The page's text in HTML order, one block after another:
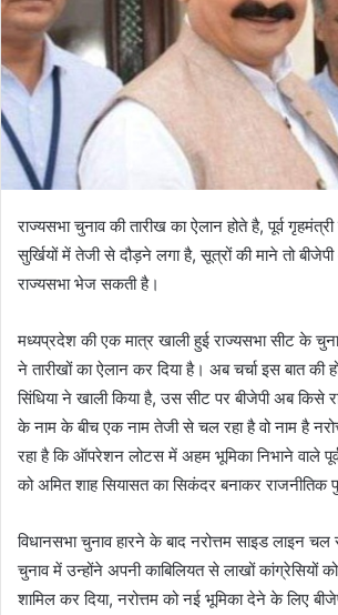
राज्यसभा चुनाव की तारीख का ऐलान होते है, पूर्व गृहमंत्री
सुर्खियों में तेजी से दौड़ने लगा है, सूत्रों की माने तो
राज्यसभा भेज सकती है।
मध्यप्रदेश की एक मात्र खाली हुई राज्यसभा सीट के
ने तारीखों का ऐलान कर दिया है। अब चर्चा इस बात की
सिंधिया ने खाली किया है, उस सीट पर बीजेपी अब किसे
के नाम के बीच एक नाम तेजी से चल रहा है वो नाम है
रहा है कि ऑपरेशन लोटस में अहम भूमिका निभाने वाले पूर्व
को अमित शाह सियासत का सिकंदर बनाकर राजनीतिक
विधानसभा चुनाव हारने के बाद नरोत्तम साइड लाइन
चुनाव में उन्होंने अपनी काबिलियत से लाखों कांग्रेसियों
शामिल कर दिया, नरोत्तम को नई भूमिका देने के लिए